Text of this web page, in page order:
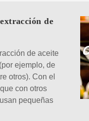
de
de aceite
ejemplo, de
otros). Con el
con otros
pequeñas